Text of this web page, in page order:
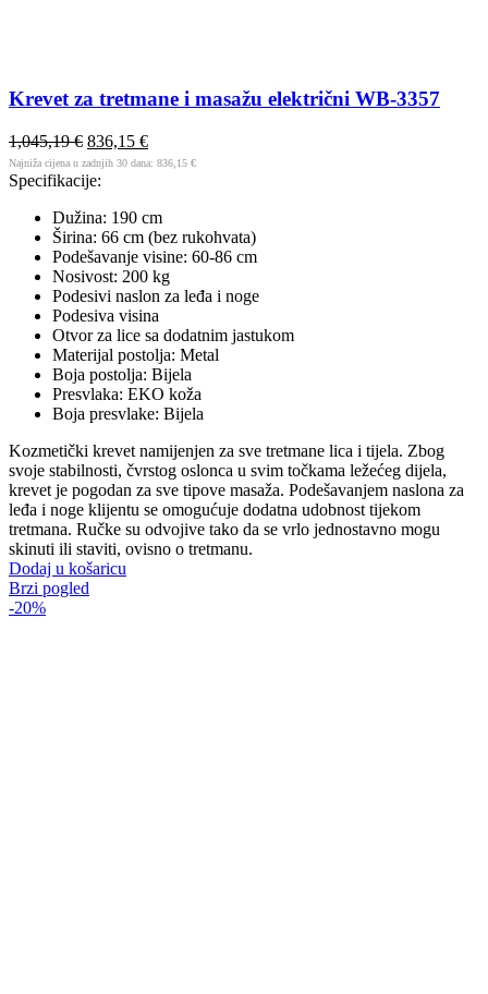
Krevet za tretmane i masažu električni WB-3357
1,045,19€ 836,15 €
Najniža cijena u zadnjih 30 dana: 836,15 €
Specifikacije:
Dužina: 190 cm
Širina: 66 cm (bez rukohvata)
Podešavanje visine: 60-86 cm
Nosivost: 200 kg
Podesivi naslon za leđa i noge
Podesiva visina
Otvor za lice sa dodatnim jastukom
Materijal postolja: Metal
Boja postolja: Bijela
Presvlaka: EKO koža
Boja presvlake: Bijela
Kozmetički krevet namijenjen za sve tretmane lica i tijela. Zbog
svoje stabilnosti, čvrstog oslonca u svim točkama ležećeg dijela,
krevet je pogodan za sve tipove masaža. Podešavanjem naslona za
leđa i noge klijentu se omogućuje dodatna udobnost tijekom
tretmana. Ručke su odvojive tako da se vrlo jednostavno mogu
skinuti ili staviti, ovisno o tretmanu.
Dodaj u košaricu
Brzi pogled
-20%